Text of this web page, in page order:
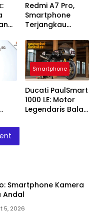
Redmi A7 Pro,
Smartphone
Terjangkau
Modern
Smartphone
Ducati PaulSmart
1000 LE: Motor
Legendaris Balap
Smartphone Kamera
Andal
5, 2026